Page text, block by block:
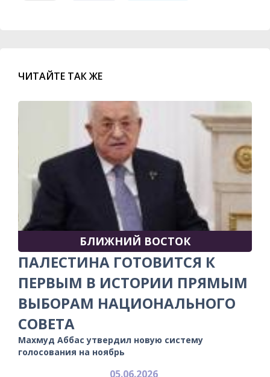
ЧИТАЙТЕ ТАК ЖЕ
БЛИЖНИЙ ВОСТОК
ПАЛЕСТИНА ГОТОВИТСЯ К
ПЕРВЫМ В ИСТОРИИ ПРЯМЫМ
ВЫБОРАМ НАЦИОНАЛЬНОГО
СОВЕТА
Махмуд Аббас утвердил новую систему
голосования на ноябрь
05.06.2026